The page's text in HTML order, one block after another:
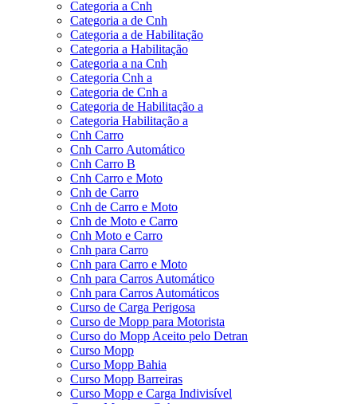
Categoria a Cnh
Categoria a de Cnh
Categoria a de Habilitação
Categoria a Habilitação
Categoria a na Cnh
Categoria Cnh a
Categoria de Cnh a
Categoria de Habilitação a
Categoria Habilitação a
Cnh Carro
Cnh Carro Automático
Cnh Carro B
Cnh Carro e Moto
Cnh de Carro
Cnh de Carro e Moto
Cnh de Moto e Carro
Cnh Moto e Carro
Cnh para Carro
Cnh para Carro e Moto
Cnh para Carros Automático
Cnh para Carros Automáticos
Curso de Carga Perigosa
Curso de Mopp para Motorista
Curso do Mopp Aceito pelo Detran
Curso Mopp
Curso Mopp Bahia
Curso Mopp Barreiras
Curso Mopp e Carga Indivisível